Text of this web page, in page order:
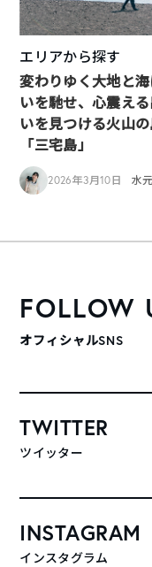
エリアから探す
変わりゆく大地と
いを馳せ、心震え
いを見つける火山
「三宅島」
2026年3月10日 水
FOLLOW
オフィシャルSNS
TWITTER
ツイッター
INSTAGRAM
インスタグラム